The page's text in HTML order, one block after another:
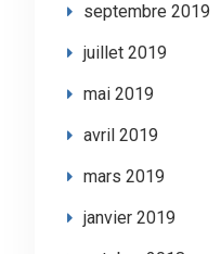
septembre 2019
juillet 2019
mai 2019
avril 2019
mars 2019
janvier 2019